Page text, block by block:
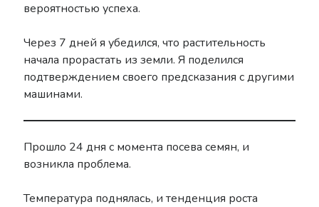
вероятностью успеха.
Через 7 дней я убедился, что растительность
начала прорастать из земли. Я поделился
подтверждением своего предсказания с другими
машинами.
Прошло 24 дня с момента посева семян, и
возникла проблема.
Температура поднялась, и тенденция роста